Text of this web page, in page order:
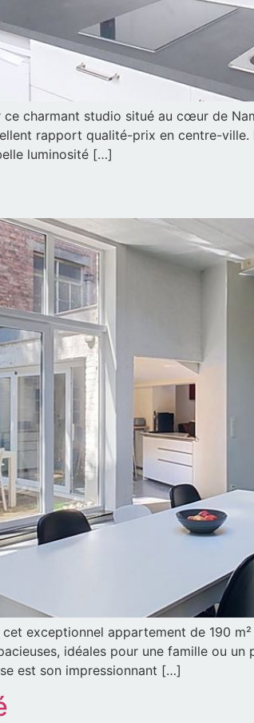
charmant studio situé au cœur de
rapport qualité-prix en centre-ville.
luminosité […]
exceptionnel appartement de 190
idéales pour une famille ou un
est son impressionnant […]